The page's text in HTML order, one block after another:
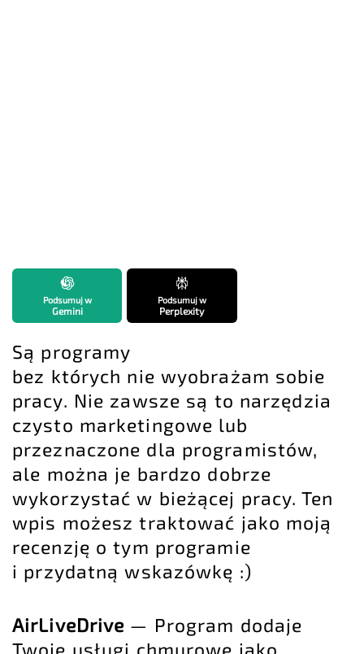
Podsumuj w
Gemini
Podsumuj w
Perplexity
Są programy
bez których nie wyobrażam sobie
pracy. Nie zawsze są to narzędzia
czysto marketingowe lub
przeznaczone dla programistów,
ale można je bardzo dobrze
wykorzystać w bieżącej pracy. Ten
wpis możesz traktować jako moją
recenzję o tym programie
i przydatną wskazówkę :)
AirLiveDrive — Program dodaje
Twoje usługi chmurowe jako